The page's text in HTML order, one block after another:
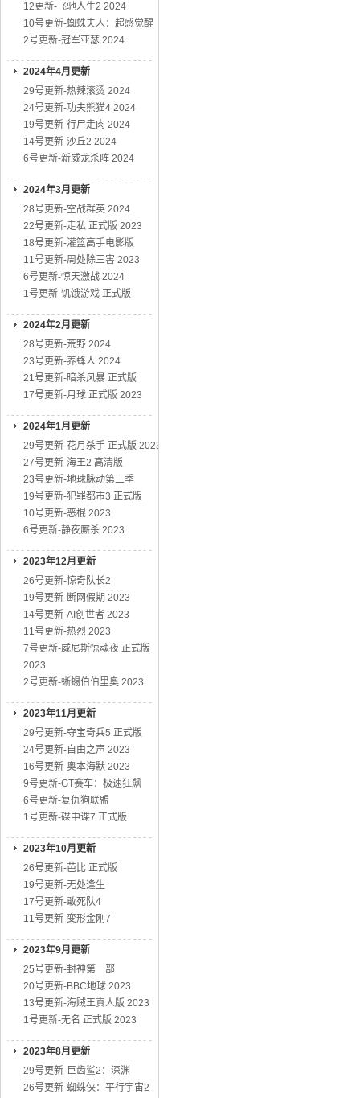
12更新-飞驰人生2 2024
10号更新-蜘蛛夫人：超感觉醒
2号更新-冠军亚瑟 2024
2024年4月更新
29号更新-热辣滚烫 2024
24号更新-功夫熊猫4 2024
19号更新-行尸走肉 2024
14号更新-沙丘2 2024
6号更新-新威龙杀阵 2024
2024年3月更新
28号更新-空战群英 2024
22号更新-走私 正式版 2023
18号更新-灌篮高手电影版
11号更新-周处除三害 2023
6号更新-惊天激战 2024
1号更新-饥饿游戏 正式版
2024年2月更新
28号更新-荒野 2024
23号更新-养蜂人 2024
21号更新-暗杀风暴 正式版
17号更新-月球 正式版 2023
2024年1月更新
29号更新-花月杀手 正式版 2023
27号更新-海王2 高清版
23号更新-地球脉动第三季
19号更新-犯罪都市3 正式版
10号更新-恶棍 2023
6号更新-静夜厮杀 2023
2023年12月更新
26号更新-惊奇队长2
19号更新-断网假期 2023
14号更新-AI创世者 2023
11号更新-热烈 2023
7号更新-威尼斯惊魂夜 正式版
2023
2号更新-蜥蜴伯伯里奥 2023
2023年11月更新
29号更新-夺宝奇兵5 正式版
24号更新-自由之声 2023
16号更新-奥本海默 2023
9号更新-GT赛车：极速狂飙
6号更新-复仇狗联盟
1号更新-碟中谍7 正式版
2023年10月更新
26号更新-芭比 正式版
19号更新-无处逢生
17号更新-敢死队4
11号更新-变形金刚7
2023年9月更新
25号更新-封神第一部
20号更新-BBC地球 2023
13号更新-海贼王真人版 2023
1号更新-无名 正式版 2023
2023年8月更新
29号更新-巨齿鲨2：深渊
26号更新-蜘蛛侠：平行宇宙2